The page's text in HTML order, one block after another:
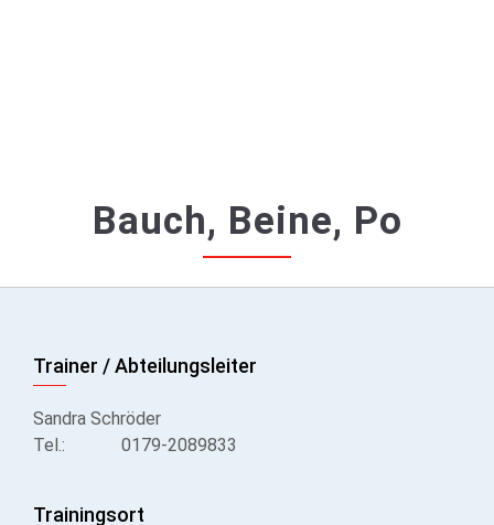
Bauch, Beine, Po
Trainer / Abteilungsleiter
Sandra Schröder
Tel.:
0179-2089833
Trainingsort